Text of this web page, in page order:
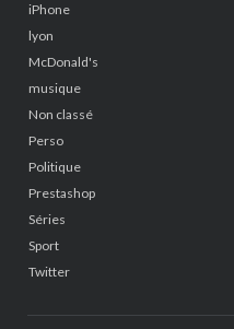
iPhone
lyon
McDonald's
musique
Non classé
Perso
Politique
Prestashop
Séries
Sport
Twitter